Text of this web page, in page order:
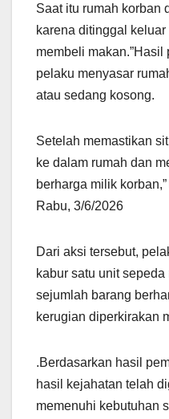
Saat itu rumah korban
karena ditinggal
membeli
pelaku menyasar
atau sedang kosong.
Setelah memastikan
ke dalam rumah dan
berharga milik
Rabu, 3/6/2026
Dari aksi tersebut,
kabur satu unit
sejumlah barang
kerugian diperkirakan
.Berdasarkan hasil
hasil kejahatan telah
memenuhi kebutuhan